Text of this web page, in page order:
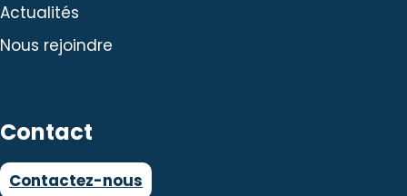
Actualités
Nous rejoindre
Contact
Contactez-nous